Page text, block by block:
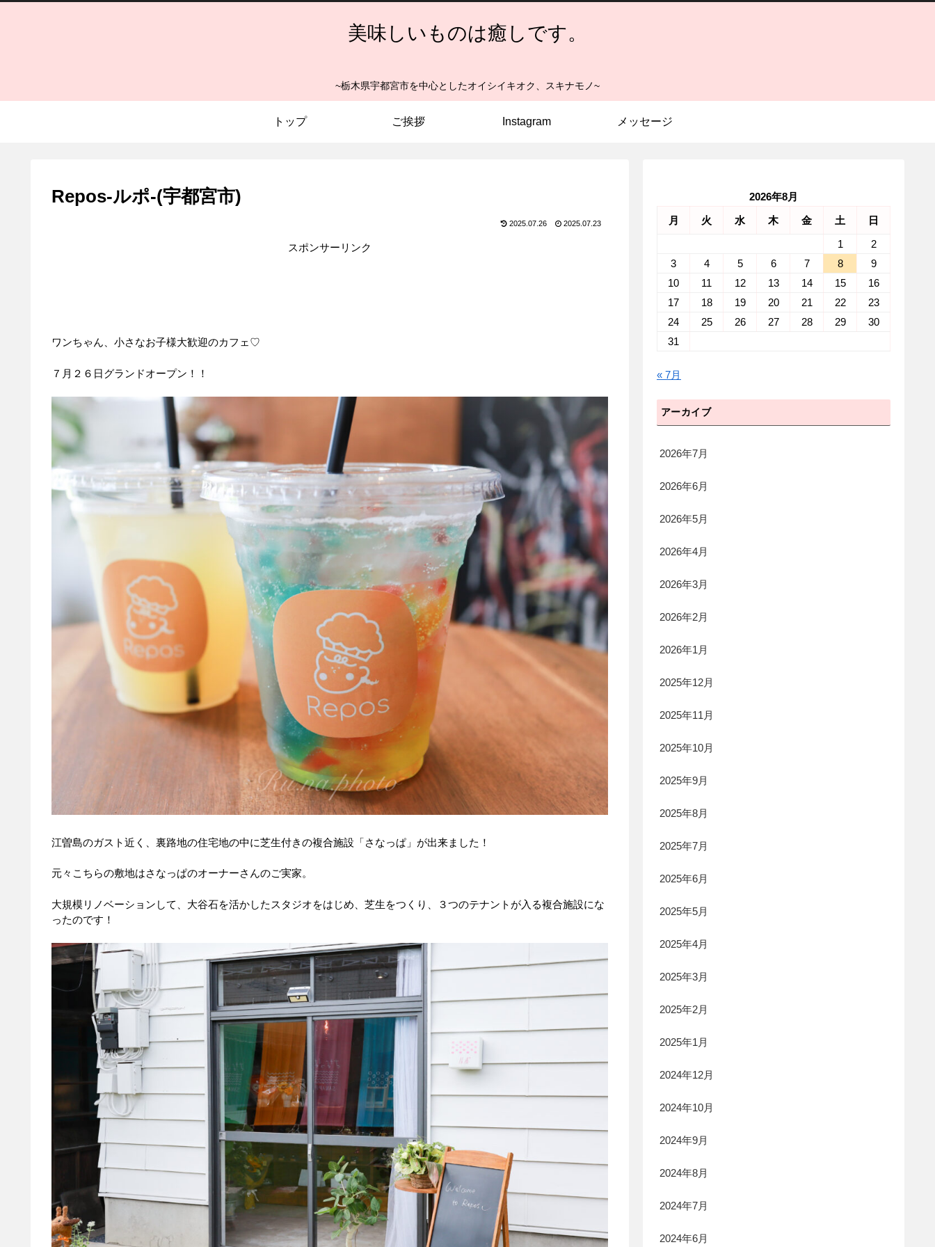
美味しいものは癒しです。
~栃木県宇都宮市を中心としたオイシイキオク、スキナモノ~
トップ ご挨拶 Instagram メッセージ
Repos-ルポ-(宇都宮市)
2025.07.26 2025.07.23
スポンサーリンク
ワンちゃん、小さなお子様大歓迎のカフェ♡
７月２６日グランドオープン！！
江曽島のガスト近く、裏路地の住宅地の中に芝生付きの複合施設「さなっぱ」が出来ました！
元々こちらの敷地はさなっぱのオーナーさんのご実家。
大規模リノベーションして、大谷石を活かしたスタジオをはじめ、芝生をつくり、３つのテナントが入る複合施設にな
ったのです！
2026年8月
月
火 水 木 金 土
日
1
2
3
4 5 6 7 8
9
10
11 12 13 14 15
16
17
18 19 20 21 22
23
24
25 26 27 28 29
30
31
« 7月
アーカイブ
2026年7月
2026年6月
2026年5月
2026年4月
2026年3月
2026年2月
2026年1月
2025年12月
2025年11月
2025年10月
2025年9月
2025年8月
2025年7月
2025年6月
2025年5月
2025年4月
2025年3月
2025年2月
2025年1月
2024年12月
2024年10月
2024年9月
2024年8月
2024年7月
2024年6月